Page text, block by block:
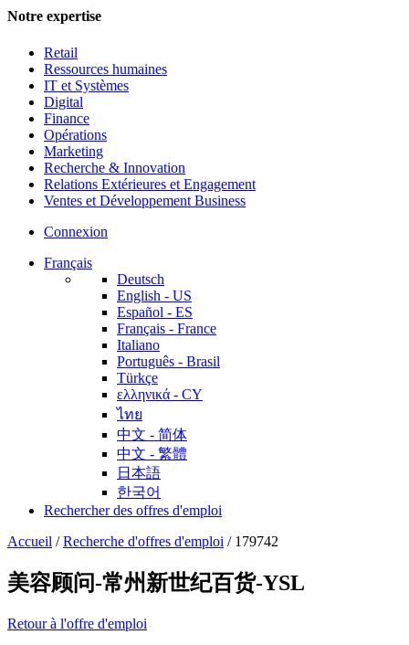
Notre expertise
Retail
Ressources humaines
IT et Systèmes
Digital
Finance
Opérations
Marketing
Recherche & Innovation
Relations Extérieures et Engagement
Ventes et Développement Business
Connexion
Français
Deutsch
English - US
Español - ES
Français - France
Italiano
Português - Brasil
Türkçe
ελληνικά - CY
ไทย
中文 - 简体
中文 - 繁體
日本語
한국어
Rechercher des offres d'emploi
Accueil /Recherche d'offres d'emploi / 179742
美容顾问-常州新世纪百货-YSL
Retour à l'offre d'emploi